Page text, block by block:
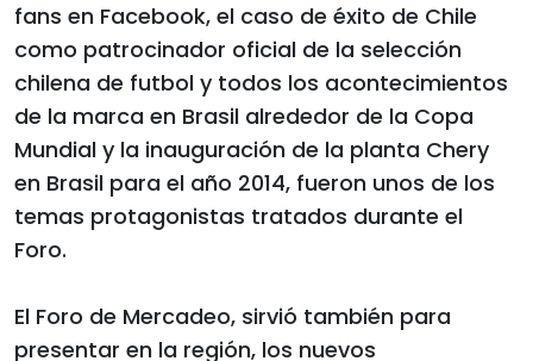
fans en Facebook, el caso de éxito de Chile
como patrocinador oficial de la selección
chilena de futbol y todos los acontecimientos
de la marca en Brasil alrededor de la Copa
Mundial y la inauguración de la planta Chery
en Brasil para el año 2014, fueron unos de los
temas protagonistas tratados durante el
Foro.
El Foro de Mercadeo, sirvió también para
presentar en la región, los nuevos